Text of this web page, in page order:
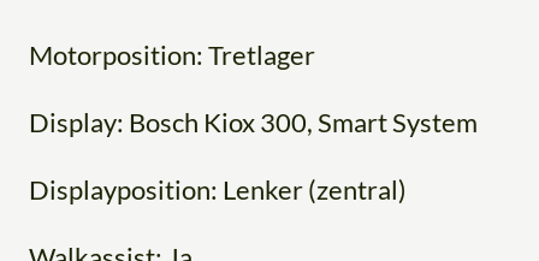
Motorposition: Tretlager
Display: Bosch Kiox 300, Smart System
Displayposition: Lenker (zentral)